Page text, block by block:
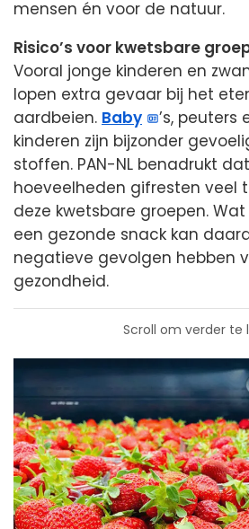
mensen én voor de natuur.
Risico’s voor kwetsbare
Vooral jonge kinderen en
lopen extra gevaar bij het
aardbeien. Baby
’s, peuters
kinderen zijn bijzonder
stoffen. PAN-NL benadrukt
hoeveelheden gifresten veel
deze kwetsbare groepen.
een gezonde snack kan
negatieve gevolgen hebben
gezondheid.
Scroll om verder te